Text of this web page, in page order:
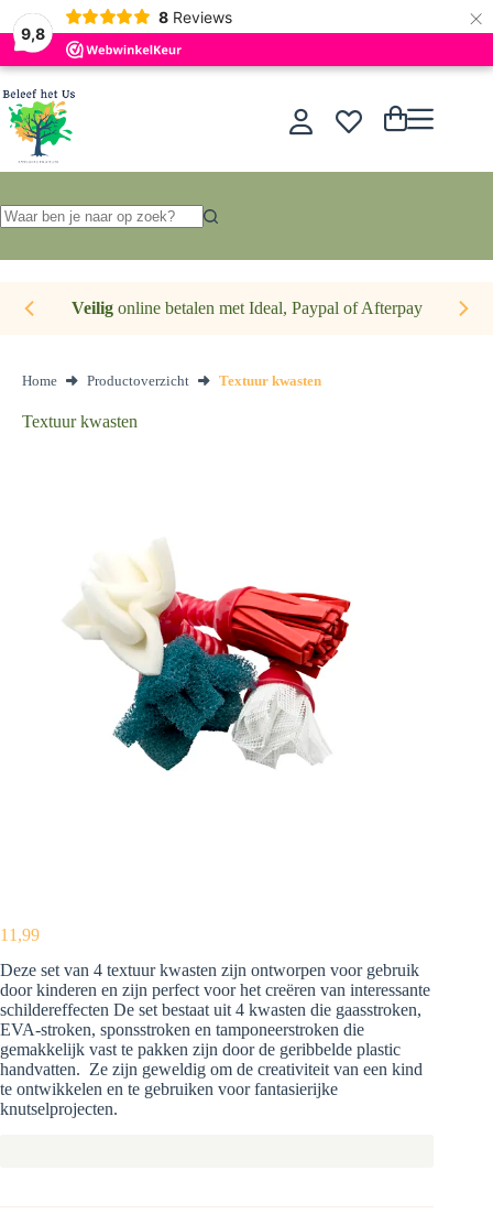
9,8
8 Reviews ×
Ga
naar
de
inhoud
Winkelwagen
resultaten
Veiligonline betalen met Ideal, Paypal of Afterpay
Home Productoverzicht Textuur kwasten
Textuur kwasten
11,99
Deze set van 4 textuur kwasten zijn ontworpen voor gebruik
door kinderen en zijn perfect voor het creëren van interessante
schildereffecten De set bestaat uit 4 kwasten die gaasstroken,
EVA-stroken, sponsstroken en tamponeerstroken die
gemakkelijk vast te pakken zijn door de geribbelde plastic
handvatten. Ze zijn geweldig om de creativiteit van een kind
te ontwikkelen en te gebruiken voor fantasierijke
knutselprojecten.